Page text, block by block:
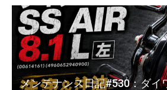
メンテナンス日記#530：ダイ